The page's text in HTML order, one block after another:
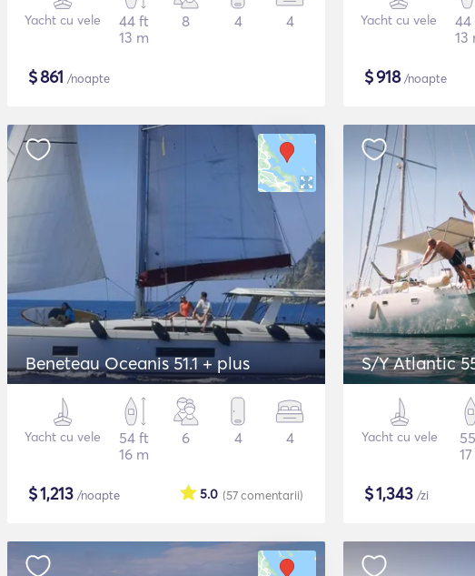
Yacht cu vele
44 ft
13 m
8 4 4
$861 /noapte
Yacht cu vele
13
$918/noapte
Beneteau Oceanis 51.1 + plus
Yacht cu vele
54 ft
16 m
6 4 4
$1,213 /noapte (57comentarii)
5.0
S/Y Atlantic
Yacht cu vele
$1,343 /zi